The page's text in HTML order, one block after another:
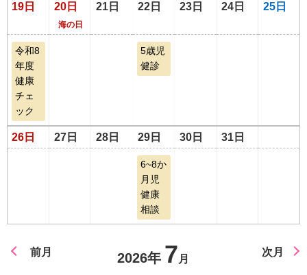
19日 20日
海の日
21日 22日 23日 24日 25日
令和8
年度
健康
チェ
ック
5歳児
健診
26日 27日 28日 29日 30日 31日
6~8か
月児
健康
相談
前月 2026年 7 月
次月